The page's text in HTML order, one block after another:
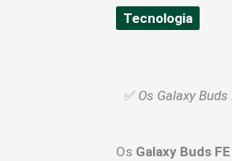
Tecnologia
✅ Os Galaxy
Os Galaxy Buds